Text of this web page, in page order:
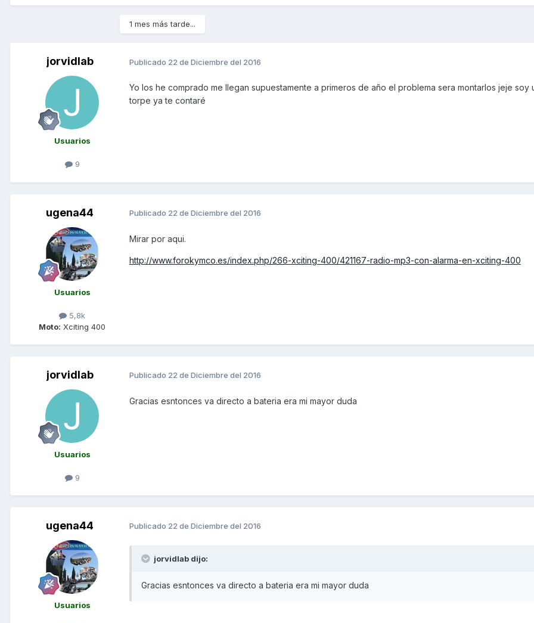
1 mes más tarde...
jorvidlab
Usuarios
9
Publicado 22 de Diciembre del 2016
Yo los he comprado me llegan supuestamente a primeros de año el problema sera montarlos jeje soy
torpe ya te contaré
ugena44
Usuarios
5,8k
Moto: Xciting 400
Publicado 22 de Diciembre del 2016
Mirar por aqui.
http://www.forokymco.es/index.php/266-xciting-400/421167-radio-mp3-con-alarma-en-xciting-400
jorvidlab
Usuarios
9
Publicado 22 de Diciembre del 2016
Gracias esntonces va directo a bateria era mi mayor duda
ugena44
Usuarios
Publicado 22 de Diciembre del 2016
jorvidlab dijo:
Gracias esntonces va directo a bateria era mi mayor duda